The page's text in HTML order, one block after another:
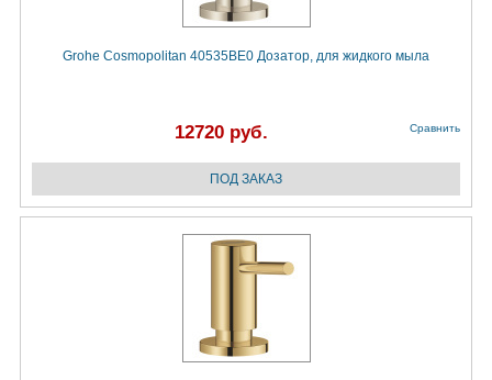
Grohe Cosmopolitan 40535BE0 Дозатор, для жидкого мыла
12720 руб. Сравнить